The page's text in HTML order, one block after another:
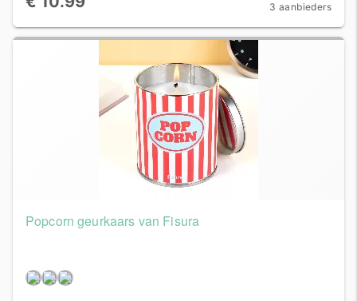
3 aanbieders
Popcorn geurkaars van Fisura